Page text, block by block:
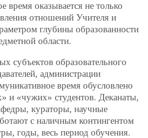
время оказывается не только
отношений Учителя и
глубины образованности
области.
субъектов образовательного
администрации
время обусловлено
и «чужих» студентов. Деканаты,
кураторы, научные
с наличным контингентом
годы, весь период обучения.